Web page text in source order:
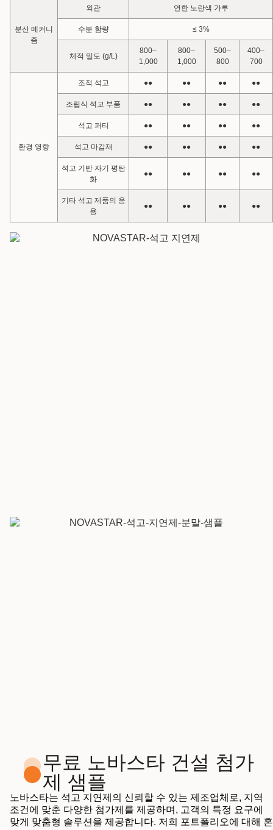
분산 메커니
즘
외관 연한 노란색 가루
수분 함량 ≤ 3%
체적 밀도 (g/L)
800–
1,000
800–
1,000
500–
800
400–
700
환경 영향
조적 석고 ●● ●● ●● ●●
조립식 석고 부품 ●● ●● ●● ●●
석고 퍼티 ●● ●● ●● ●●
석고 마감재 ●● ●● ●● ●●
석고 기반 자기 평탄
화
●● ●● ●● ●●
기타 석고 제품의 응
용
●● ●● ●● ●●
무료 노바스타 건설 첨가
제 샘플
노바스타는 석고 지연제의 신뢰할 수 있는 제조업체로, 지역
조건에 맞춘 다양한 첨가제를 제공하며, 고객의 특정 요구에
맞게 맞춤형 솔루션을 제공합니다. 저희 포트폴리오에 대해 혼